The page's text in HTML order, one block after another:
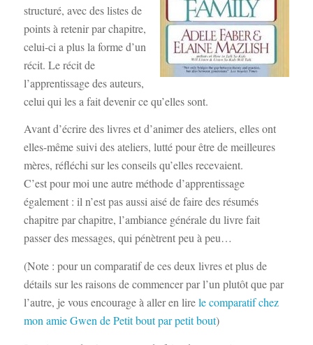
structuré, avec des listes de
points à retenir par chapitre,
celui-ci a plus la forme d’un
récit. Le récit de
l’apprentissage des auteurs,
celui qui les a fait devenir ce qu’elles sont.
Avant d’écrire des livres et d’animer des ateliers, elles ont
elles-même suivi des ateliers, lutté pour être de meilleures
mères, réfléchi sur les conseils qu’elles recevaient.
C’est pour moi une autre méthode d’apprentissage
également : il n’est pas aussi aisé de faire des résumés
chapitre par chapitre, l’ambiance générale du livre fait
passer des messages, qui pénètrent peu à peu…
(Note : pour un comparatif de ces deux livres et plus de
détails sur les raisons de commencer par l’un plutôt que par
l’autre, je vous encourage à aller en lirele comparatif chez
mon amie Gwen de Petit bout par petit bout)